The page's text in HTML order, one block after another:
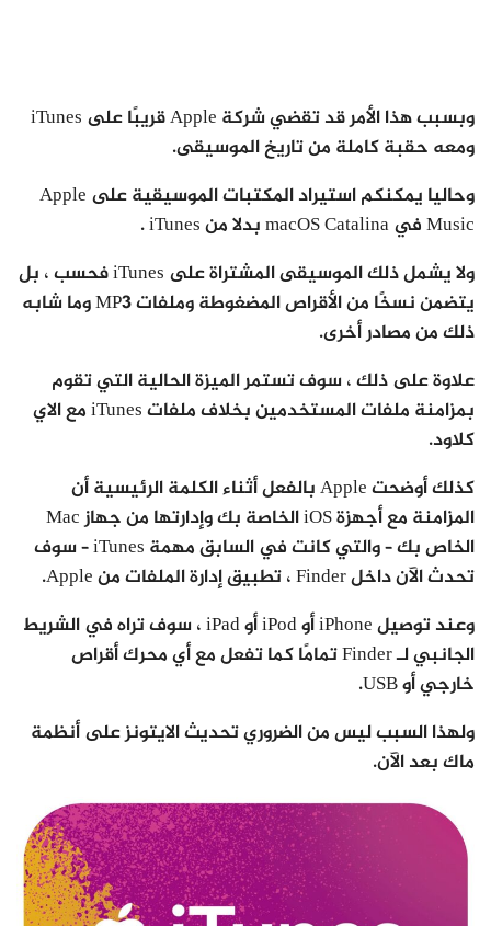
وبسبب هذا الأمر قد تقضي شركة Apple قريبًا على iTunes
ومعه حقبة كاملة من تاريخ الموسيقى.
وحاليا يمكنكم استيراد المكتبات الموسيقية على Apple
Music في macOS Catalina بدلا من iTunes .
ولا يشمل ذلك الموسيقى المشتراة على iTunes فحسب ، بل
يتضمن نسخًا من الأقراص المضغوطة وملفات MP3 وما شابه
ذلك من مصادر أخرى.
علاوة على ذلك ، سوف تستمر الميزة الحالية التي تقوم
بمزامنة ملفات المستخدمين بخلاف ملفات iTunes مع الاي
كلاود.
كذلك أوضحت Apple بالفعل أثناء الكلمة الرئيسية أن
المزامنة مع أجهزة iOS الخاصة بك وإدارتها من جهاز Mac
الخاص بك – والتي كانت في السابق مهمة iTunes – سوف
تحدث الآن داخل Finder ، تطبيق إدارة الملفات من Apple.
وعند توصيل iPhone أو iPod أو iPad ، سوف تراه في الشريط
الجانبي لـ Finder تمامًا كما تفعل مع أي محرك أقراص
خارجي أو USB.
ولهذا السبب ليس من الضروري تحديث الايتونز على أنظمة
ماك بعد الآن.